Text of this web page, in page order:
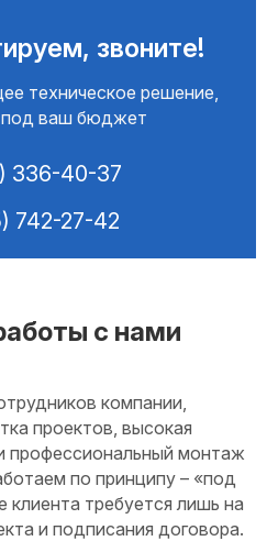
звоните!
техническое решение,
под ваш бюджет
336-40-37
742-27-42
с нами
компании,
проектов, высокая
профессиональный монтаж
по принципу – «под
клиента требуется лишь на
и подписания договора.